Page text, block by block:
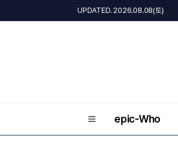
UPDATED. 2026.08.08(토)
epic-Who